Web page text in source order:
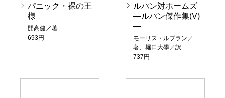
パニック・裸の王
様
開高健／著
693円
ルパン対ホームズ
―ルパン傑作集(V)
―
モーリス・ルブラン／
著、堀口大學／訳
737円